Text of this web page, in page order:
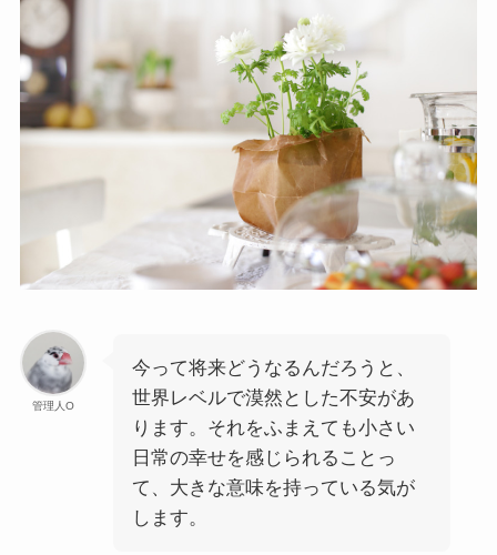
管理人O
今って将来どうなるんだろうと、
世界レベルで漠然とした不安があ
ります。それをふまえても小さい
日常の幸せを感じられることっ
て、大きな意味を持っている気が
します。